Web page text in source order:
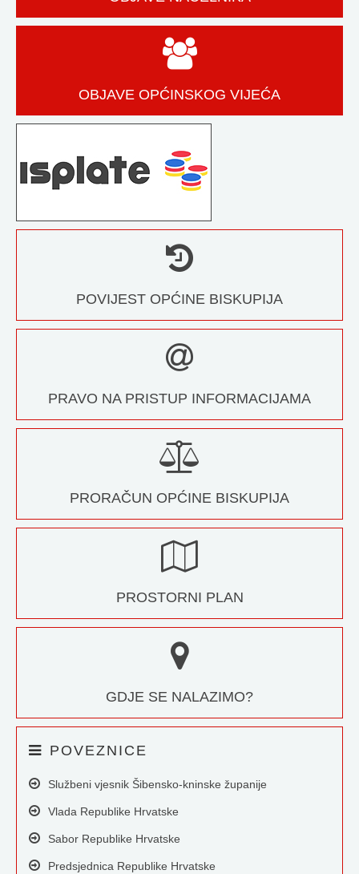
OBJAVE OPĆINSKOG VIJEĆA
POVIJEST OPĆINE BISKUPIJA
PRAVO NA PRISTUP INFORMACIJAMA
PRORAČUN OPĆINE BISKUPIJA
PROSTORNI PLAN
GDJE SE NALAZIMO?
POVEZNICE
Službeni vjesnik Šibensko-kninske županije
Vlada Republike Hrvatske
Sabor Republike Hrvatske
Predsjednica Republike Hrvatske